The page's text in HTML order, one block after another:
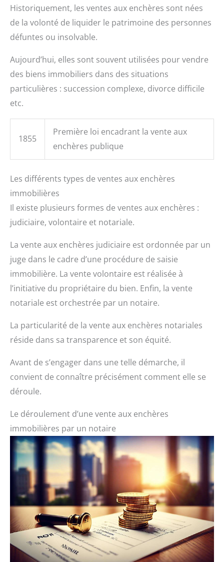
Historiquement, les ventes aux enchères sont nées
de la volonté de liquider le patrimoine des personnes
défuntes ou insolvable.
Aujourd’hui, elles sont souvent utilisées pour vendre
des biens immobiliers dans des situations
particulières : succession complexe, divorce difficile
etc.
1855
Première loi encadrant la vente aux
enchères publique
Les différents types de ventes aux enchères
immobilières
Il existe plusieurs formes de ventes aux enchères :
judiciaire, volontaire et notariale.
La vente aux enchères judiciaire est ordonnée par un
juge dans le cadre d’une procédure de saisie
immobilière. La vente volontaire est réalisée à
l’initiative du propriétaire du bien. Enfin, la vente
notariale est orchestrée par un notaire.
La particularité de la vente aux enchères notariales
réside dans sa transparence et son équité.
Avant de s’engager dans une telle démarche, il
convient de connaître précisément comment elle se
déroule.
Le déroulement d’une vente aux enchères
immobilières par un notaire